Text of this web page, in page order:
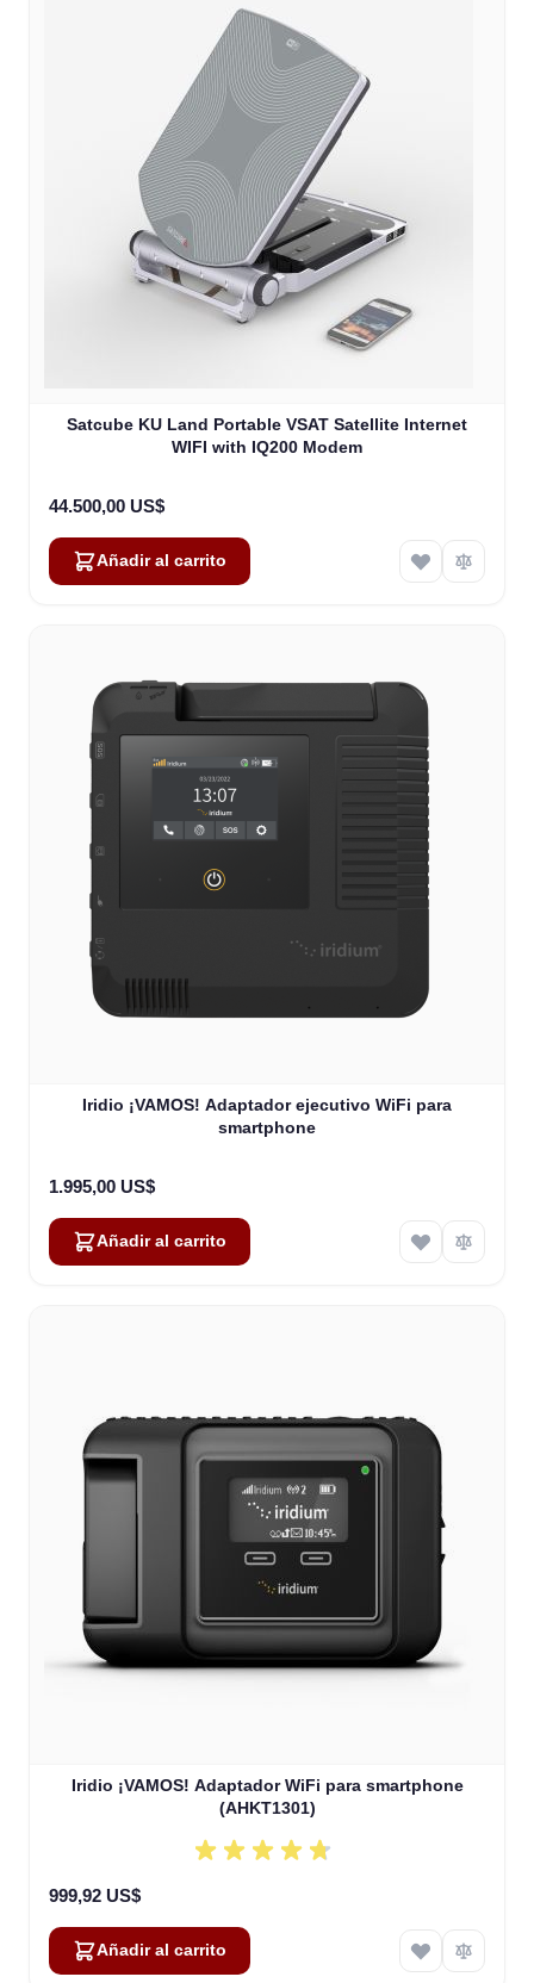
Satcube KU Land Portable VSAT Satellite Internet
WIFI with IQ200 Modem
44.500,00 US$
Añadir al carrito
Iridio ¡VAMOS! Adaptador ejecutivo WiFi para
smartphone
1.995,00 US$
Añadir al carrito
Iridio ¡VAMOS! Adaptador WiFi para smartphone
(AHKT1301)
999,92 US$
Añadir al carrito